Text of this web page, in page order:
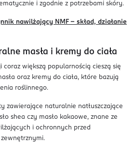
i zgodnie z potrzebami skóry.
nawilżający NMF – skład, działanie
masła i kremy do ciała
coraz większą popularnością cieszą się
oraz kremy do ciała, które bazują
roślinnego.
zawierające naturalnie natłuszczające
shea czy masło kakaowe, znane ze
i ochronnych przed